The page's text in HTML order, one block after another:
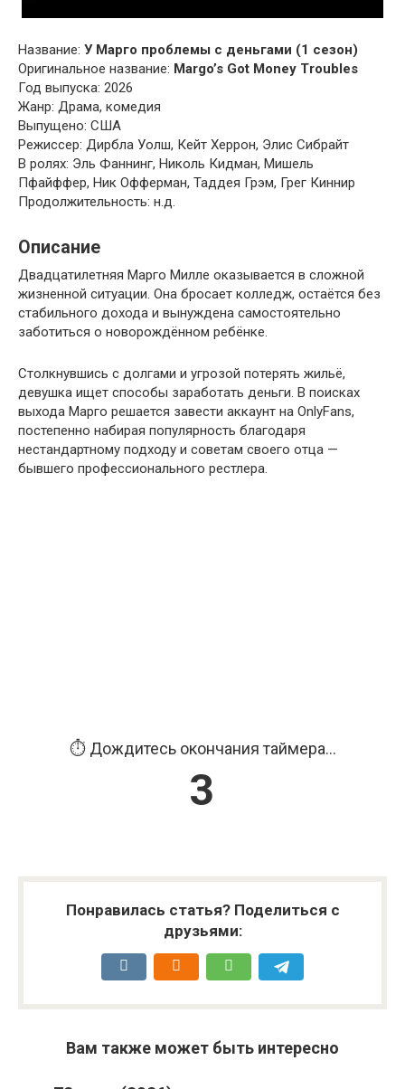
Название: У Марго проблемы с деньгами (1 сезон)
Оригинальное название: Margo’s Got Money Troubles
Год выпуска: 2026
Жанр: Драма, комедия
Выпущено: США
Режиссер: Дирбла Уолш, Кейт Херрон, Элис Сибрайт
В ролях: Эль Фаннинг, Николь Кидман, Мишель
Пфайффер, Ник Офферман, Таддея Грэм, Грег Киннир
Продолжительность: н.д.
Описание
Двадцатилетняя Марго Милле оказывается в сложной
жизненной ситуации. Она бросает колледж, остаётся без
стабильного дохода и вынуждена самостоятельно
заботиться о новорождённом ребёнке.
Столкнувшись с долгами и угрозой потерять жильё,
девушка ищет способы заработать деньги. В поисках
выхода Марго решается завести аккаунт на OnlyFans,
постепенно набирая популярность благодаря
нестандартному подходу и советам своего отца —
бывшего профессионального рестлера.
⏱️ Дождитесь окончания таймера...
3
Понравилась статья? Поделиться с
друзьями:
Вам также может быть интересно